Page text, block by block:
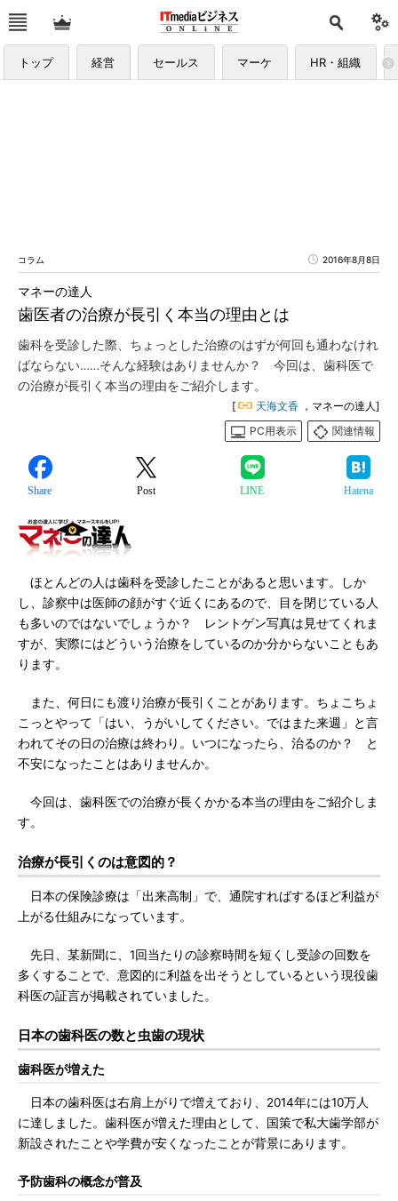
トップ 経営 セールス マーケ HR・組織
コラム 2016年8月8日
歯医者の治療が長引く本当の理由とは
マネーの達人
歯科を受診した際、ちょっとした治療のはずが何回も通わなけれ
ばならない……そんな経験はありませんか？ 今回は、歯科医で
の治療が長引く本当の理由をご紹介します。
[ 天海文香 ，マネーの達人]
PC用表示
関連情報
Share Post LINE Hatena
ほとんどの人は歯科を受診したことがあると思います。しか
し、診察中は医師の顔がすぐ近くにあるので、目を閉じている人
も多いのではないでしょうか？ レントゲン写真は見せてくれま
すが、実際にはどういう治療をしているのか分からないこともあ
ります。
また、何日にも渡り治療が長引くことがあります。ちょこちょ
こっとやって「はい、うがいしてください。ではまた来週」と言
われてその日の治療は終わり。いつになったら、治るのか？ と
不安になったことはありませんか。
今回は、歯科医での治療が長くかかる本当の理由をご紹介しま
す。
治療が長引くのは意図的？
日本の保険診療は「出来高制」で、通院すればするほど利益が
上がる仕組みになっています。
先日、某新聞に、1回当たりの診察時間を短くし受診の回数を
多くすることで、意図的に利益を出そうとしているという現役歯
科医の証言が掲載されていました。
日本の歯科医の数と虫歯の現状
歯科医が増えた
日本の歯科医は右肩上がりで増えており、2014年には10万人
に達しました。歯科医が増えた理由として、国策で私大歯学部が
新設されたことや学費が安くなったことが背景にあります。
予防歯科の概念が普及